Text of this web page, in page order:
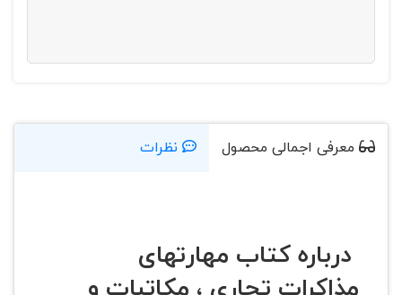
معرفی اجمالی محصول نظرات
درباره کتاب مهارتهای